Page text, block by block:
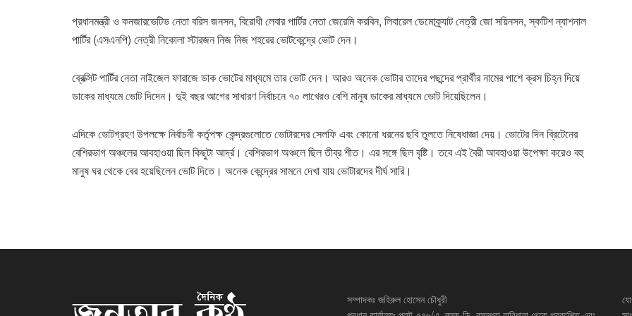
প্রধানমন্ত্রী ও কনজারভেটিভ নেতা বরিস জনসন, বিরোধী লেবার পার্টির নেতা জেরেমি করবিন, লিবারেল ডেমোক্র্যাট নেত্রী জো সয়িনসন, স্কটিশ ন্যাশনাল
পার্টির (এসএনপি) নেত্রী নিকোলা স্টারজন নিজ নিজ শহরের ভোটকেন্দ্রে ভোট দেন।
ব্রেক্সিট পার্টির নেতা নাইজেল ফারাজে ডাক ভোটের মাধ্যমে তার ভোট দেন। আরও অনেক ভোটার তাদের পছন্দের প্রার্থীর নামের পাশে ক্রস চিহ্ন দিয়ে
ডাকের মাধ্যমে ভোট দিদেন। দুই বছর আগের সাধারণ নির্বাচনে ৭০ লাখেরও বেশি মানুষ ডাকের মাধ্যমে ভোট দিয়েছিলেন।
এদিকে ভোটগ্রহণ উপলক্ষে নির্বাচনী কর্তৃপক্ষ কেন্দ্রগুলোতে ভোটারদের সেলফি এবং কোনো ধরনের ছবি তুলতে নিষেধাজ্ঞা দেয়। ভোটের দিন ব্রিটেনের
বেশিরভাগ অঞ্চলের আবহাওয়া ছিল কিছুটা আর্দ্র। বেশিরভাগ অঞ্চলে ছিল তীব্র শীত। এর সঙ্গে ছিল বৃষ্টি। তবে এই বৈরী আবহাওয়া উপেক্ষা করেও বহু
মানুষ ঘর থেকে বের হয়েছিলেন ভোট দিতে। অনেক কেন্দ্রের সামনে দেখা যায় ভোটারদের দীর্ঘ সারি।
সম্পাদকঃ জহিরুল হোসেন চৌধুরী